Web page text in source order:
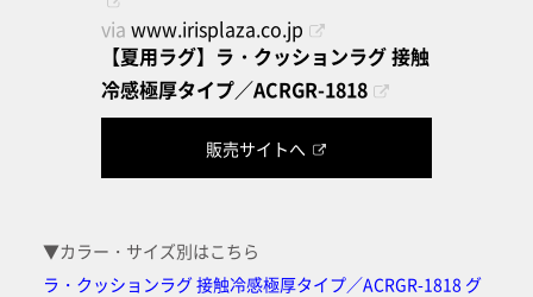
via www.irisplaza.co.jp
【夏用ラグ】ラ・クッションラグ 接触
冷感極厚タイプ／ACRGR-1818
販売サイトへ
▼カラー・サイズ別はこちら
ラ・クッションラグ 接触冷感極厚タイプ／ACRGR-1818 グ